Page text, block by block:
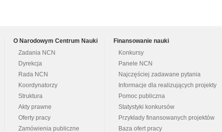
O Narodowym Centrum Nauki
Zadania NCN
Dyrekcja
Rada NCN
Koordynatorzy
Struktura
Akty prawne
Oferty pracy
Zamówienia publiczne
Finansowanie nauki
Konkursy
Panele NCN
Najczęściej zadawane pytania
Informacje dla realizujących projekty
Pomoc publiczna
Statystyki konkursów
Przykłady finansowanych projektów
Baza ofert pracy